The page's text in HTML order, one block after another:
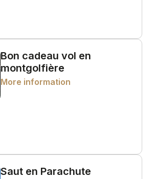
Bon cadeau vol en
montgolfière
More information
Saut en Parachute